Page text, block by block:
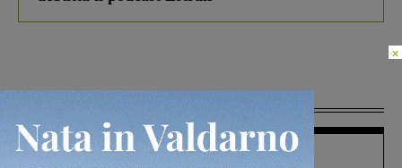
Più lette
Figline Incisa Valdarno 1 Agosto 2026
×